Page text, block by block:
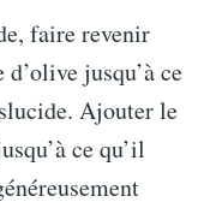
faire revenir
jusqu’à ce
Ajouter le
ce qu’il